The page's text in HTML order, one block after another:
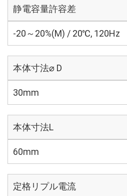
静電容量許容差
-20～20%(M) / 20℃, 120Hz
本体寸法⌀ D
30mm
本体寸法L
60mm
定格リプル電流